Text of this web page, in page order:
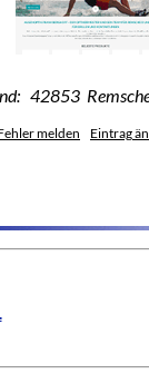
42853
melden Eintrag